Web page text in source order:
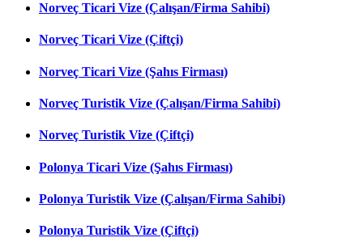
Norveç Ticari Vize (Çalışan/Firma Sahibi)
Norveç Ticari Vize (Çiftçi)
Norveç Ticari Vize (Şahıs Firması)
Norveç Turistik Vize (Çalışan/Firma Sahibi)
Norveç Turistik Vize (Çiftçi)
Polonya Ticari Vize (Şahıs Firması)
Polonya Turistik Vize (Çalışan/Firma Sahibi)
Polonya Turistik Vize (Çiftçi)